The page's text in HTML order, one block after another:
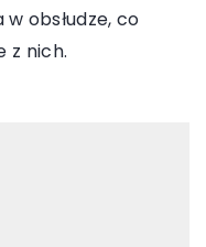
obsłudze, co
z nich.